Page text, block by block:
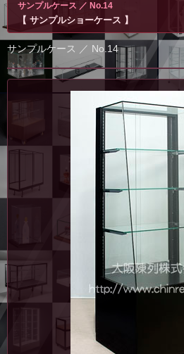
サンプルケース ／ No.14
【 サンプルショーケース 】
サンプルケース ／ No.14